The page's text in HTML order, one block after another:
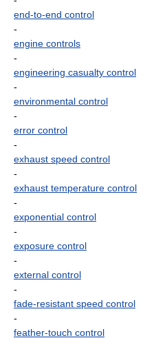
end-to-end control
-
engine controls
-
engineering casualty control
-
environmental control
-
error control
-
exhaust speed control
-
exhaust temperature control
-
exponential control
-
exposure control
-
external control
-
fade-resistant speed control
-
feather-touch control